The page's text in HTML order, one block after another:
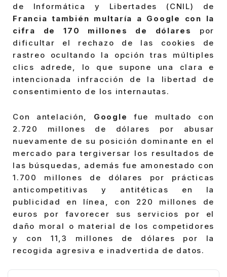
de Informática y Libertades (CNIL) de
Francia también multaría a Google con la
cifra de 170 millones de dólares
por
dificultar el rechazo de las cookies de
rastreo ocultando la opción tras múltiples
clics adrede, lo que supone una clara e
intencionada infracción de la libertad de
consentimiento de los internautas.
Con antelación, Google
fue multado con
2.720 millones de dólares por abusar
nuevamente de su posición dominante en el
mercado para tergiversar los resultados de
las búsquedas, además fue amonestado con
1.700 millones de dólares por prácticas
anticompetitivas y antitéticas en la
publicidad en línea, con 220 millones de
euros por favorecer sus servicios por el
daño moral o material de los competidores
y con 11,3 millones de dólares por la
recogida agresiva e inadvertida de datos.